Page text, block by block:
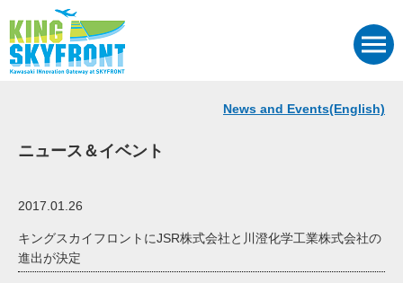
News and Events(English)
ニュース＆イベント
2017.01.26
キングスカイフロントにJSR株式会社と川澄化学工業株式会社の
進出が決定